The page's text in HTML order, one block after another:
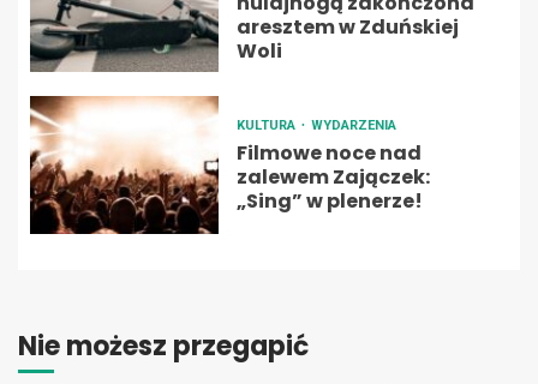
aresztem w Zduńskiej
Woli
KULTURA WYDARZENIA
Filmowe noce nad
zalewem Zajączek:
„Sing” w plenerze!
Nie możesz przegapić